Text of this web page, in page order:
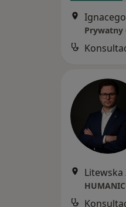
Prywatny
Litewska